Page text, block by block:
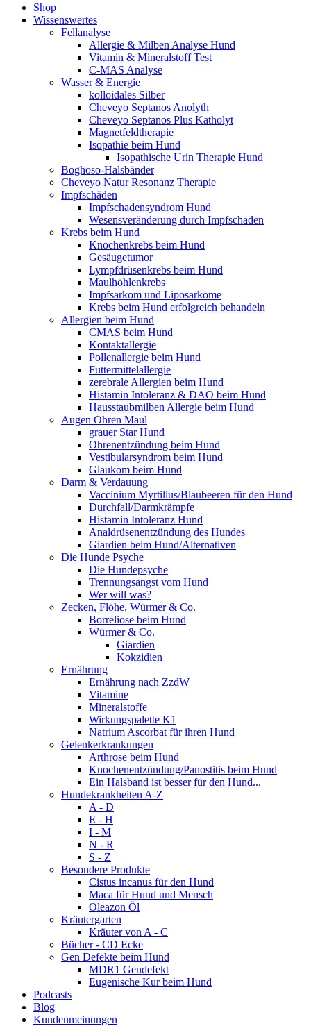
Shop
Wissenswertes
Fellanalyse
Allergie & Milben Analyse Hund
Vitamin & Mineralstoff Test
C-MAS Analyse
Wasser & Energie
kolloidales Silber
Cheveyo Septanos Anolyth
Cheveyo Septanos Plus Katholyt
Magnetfeldtherapie
Isopathie beim Hund
Isopathische Urin Therapie Hund
Boghoso-Halsbänder
Cheveyo Natur Resonanz Therapie
Impfschäden
Impfschadensyndrom Hund
Wesensveränderung durch Impfschaden
Krebs beim Hund
Knochenkrebs beim Hund
Gesäugetumor
Lympfdrüsenkrebs beim Hund
Maulhöhlenkrebs
Impfsarkom und Liposarkome
Krebs beim Hund erfolgreich behandeln
Allergien beim Hund
CMAS beim Hund
Kontaktallergie
Pollenallergie beim Hund
Futtermittelallergie
zerebrale Allergien beim Hund
Histamin Intoleranz & DAO beim Hund
Hausstaubmilben Allergie beim Hund
Augen Ohren Maul
grauer Star Hund
Ohrenentzündung beim Hund
Vestibularsyndrom beim Hund
Glaukom beim Hund
Darm & Verdauung
Vaccinium Myrtillus/Blaubeeren für den Hund
Durchfall/Darmkrämpfe
Histamin Intoleranz Hund
Analdrüsenentzündung des Hundes
Giardien beim Hund/Alternativen
Die Hunde Psyche
Die Hundepsyche
Trennungsangst vom Hund
Wer will was?
Zecken, Flöhe, Würmer & Co.
Borreliose beim Hund
Würmer & Co.
Giardien
Kokzidien
Ernährung
Ernährung nach ZzdW
Vitamine
Mineralstoffe
Wirkungspalette K1
Natrium Ascorbat für ihren Hund
Gelenkerkrankungen
Arthrose beim Hund
Knochenentzündung/Panostitis beim Hund
Ein Halsband ist besser für den Hund...
Hundekrankheiten A-Z
A - D
E - H
I - M
N - R
S - Z
Besondere Produkte
Cistus incanus für den Hund
Maca für Hund und Mensch
Oleazon Öl
Kräutergarten
Kräuter von A - C
Bücher - CD Ecke
Gen Defekte beim Hund
MDR1 Gendefekt
Eugenische Kur beim Hund
Podcasts
Blog
Kundenmeinungen